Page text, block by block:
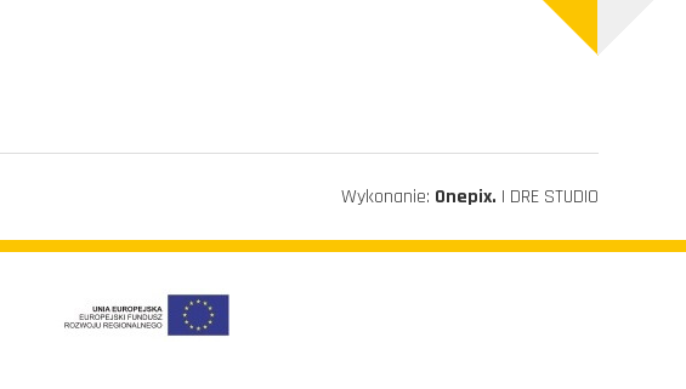
Wykonanie: Onepix. | DRE STUDIO